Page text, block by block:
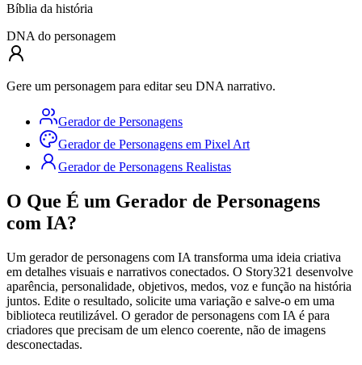
Bíblia da história
DNA do personagem
Gere um personagem para editar seu DNA narrativo.
Gerador de Personagens
Gerador de Personagens em Pixel Art
Gerador de Personagens Realistas
O Que É um Gerador de Personagens
com IA?
Um gerador de personagens com IA transforma uma ideia criativa
em detalhes visuais e narrativos conectados. O Story321 desenvolve
aparência, personalidade, objetivos, medos, voz e função na história
juntos. Edite o resultado, solicite uma variação e salve-o em uma
biblioteca reutilizável. O gerador de personagens com IA é para
criadores que precisam de um elenco coerente, não de imagens
desconectadas.